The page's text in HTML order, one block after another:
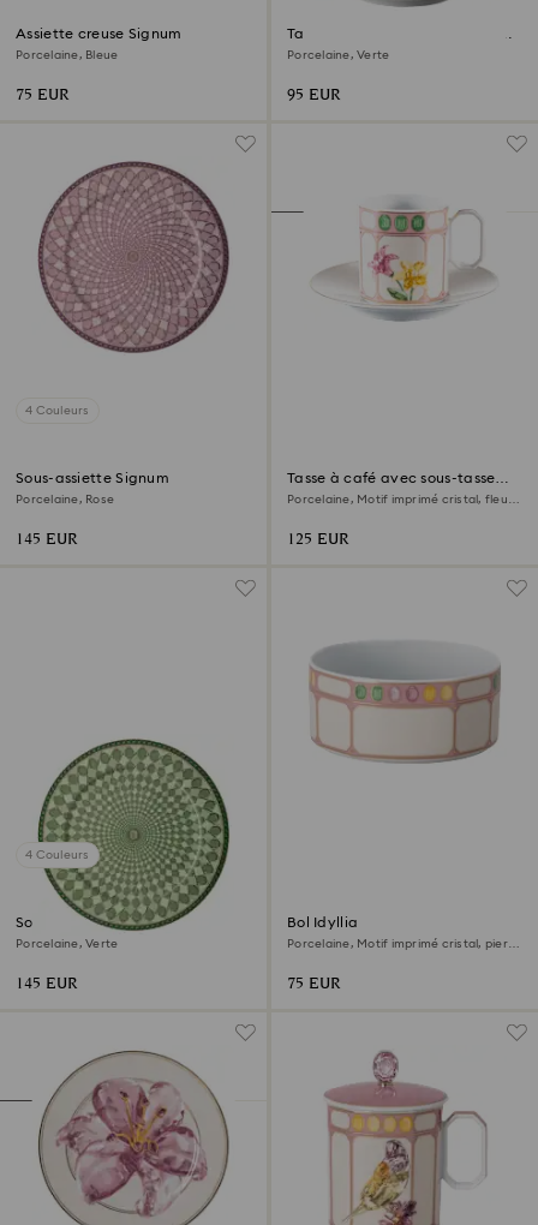
Assiette creuse Signum
Porcelaine, Bleue
75 EUR
Tasse à espresso avec soucoupe
Signum
Porcelaine, Verte
95 EUR
4 Couleurs
Sous-assiette Signum
Porcelaine, Rose
145 EUR
Tasse à café avec sous-tasse
Idyllia
Porcelaine, Motif imprimé cristal, fleur,
125 EUR
4 Couleurs
Sous-assiette Signum
Porcelaine, Verte
145 EUR
Bol Idyllia
Porcelaine, Motif imprimé cristal, pierre
75 EUR